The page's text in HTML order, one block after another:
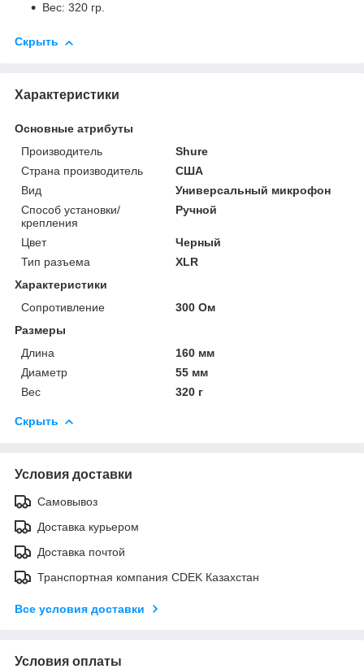
Вес: 320 гр.
Скрыть
Характеристики
Основные атрибуты
Производитель
Shure
Страна производитель
США
Вид
Универсальный микрофон
Способ установки/
крепления
Ручной
Цвет
Черный
Тип разъема
XLR
Характеристики
Сопротивление
300 Ом
Размеры
Длина
160 мм
Диаметр
55 мм
Вес
320 г
Скрыть
Условия доставки
Самовывоз
Доставка курьером
Доставка почтой
Транспортная компания CDEK Казахстан
Все условия доставки
Условия оплаты